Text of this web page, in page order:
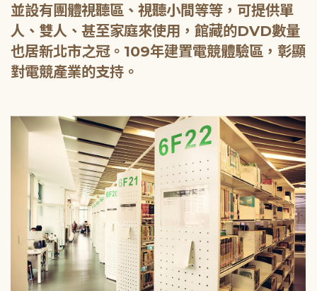
並設有團體視聽區、視聽小間等等，可提供單
人、雙人、甚至家庭來使用，館藏的DVD數量
也居新北市之冠。109年建置電競體驗區，彰顯
對電競產業的支持。